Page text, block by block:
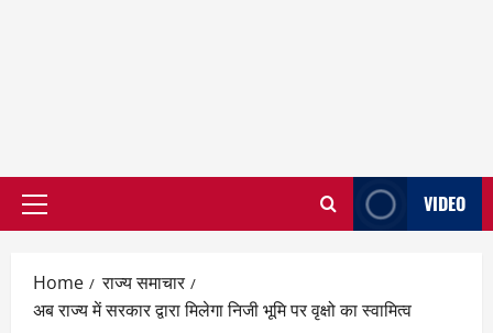
Primary
VIDEO
Home
राज्य समाचार
अब राज्य में सरकार द्वारा मिलेगा निजी भूमि पर वृक्षो का स्वामित्व